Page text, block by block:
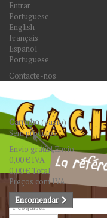
Entrar
Portuguese
English
Français
Español
Portuguese
Contacte-nos
Carrinho(vazio)
Sem produtos
Envio grátis!Envio
0,00 € IVA
0,00 €Total
Preços com IVA
Encomendar